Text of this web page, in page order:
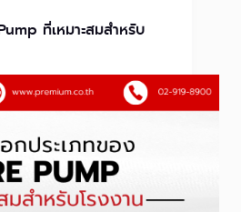
ที่เหมาะสมสำหรับ